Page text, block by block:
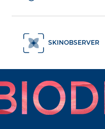
SKINOBSERVER